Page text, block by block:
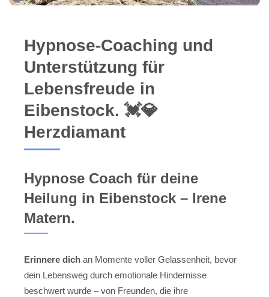
Hypnose-Coaching und
Unterstützung für
Lebensfreude in
Eibenstock. 💓️💎
Herzdiamant
Hypnose Coach für deine
Heilung in Eibenstock – Irene
Matern.
Erinnere dich an Momente voller Gelassenheit, bevor
dein Lebensweg durch emotionale Hindernisse
beschwert wurde – von Freunden, die ihre